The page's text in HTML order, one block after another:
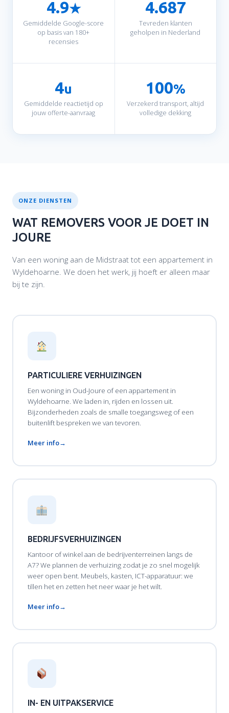
4.9★
Gemiddelde Google-score
op basis van 180+
recensies
4.687
Tevreden klanten
geholpen in Nederland
4u
Gemiddelde reactietijd op
jouw offerte-aanvraag
100%
Verzekerd transport, altijd
volledige dekking
ONZE DIENSTEN
WAT REMOVERS VOOR JE DOET IN
JOURE
Van een woning aan de Midstraat tot een appartement in
Wyldehoarne. We doen het werk, jij hoeft er alleen maar
bij te zijn.
PARTICULIERE VERHUIZINGEN
Een woning in Oud-Joure of een appartement in
Wyldehoarne. We laden in, rijden en lossen uit.
Bijzonderheden zoals de smalle toegangsweg of een
buitenlift bespreken we van tevoren.
Meer info
BEDRIJFSVERHUIZINGEN
Kantoor of winkel aan de bedrijventerreinen langs de
A7? We plannen de verhuizing zodat je zo snel mogelijk
weer open bent. Meubels, kasten, ICT-apparatuur: we
tillen het en zetten het neer waar je het wilt.
Meer info
IN- EN UITPAKSERVICE